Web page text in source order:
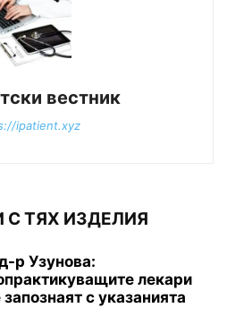
вестник
ipatient.xyz
С ТЯХ ИЗДЕЛИЯ
р Узунова:
лекари
запознаят с указанията